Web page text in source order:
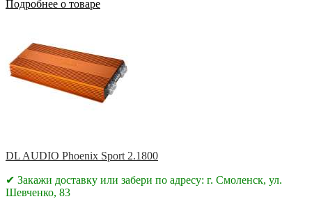
Подробнее о товаре
DL AUDIO Phoenix Sport 2.1800
✔ Закажи доставку или забери по адресу: г. Смоленск, ул.
Шевченко, 83